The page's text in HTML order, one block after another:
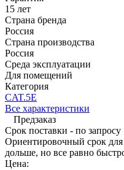
15 лет
Страна бренда
Россия
Страна производства
Россия
Среда эксплуатации
Для помещений
Категория
CAT.5E
Все характеристики
Предзаказ
Срок поставки - по запросу
Ориентировочный срок
дольше, но все равно
Цена: